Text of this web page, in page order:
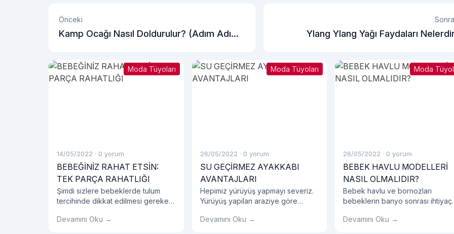
Önceki
Kamp Ocağı Nasıl Doldurulur? (Adım Adım
Ylang Ylang Yağı Faydaları
Moda Tüyoları
14/05/2022 · 0 yorum
BEBEĞİNİZ RAHAT ETSİN:
TEK PARÇA RAHATLIĞI
Şimdi sizlere bebeklerde tulum
tercihinde dikkat edilmesi gereken
seçiminin avantajlarını, tulum
Devamını Oku →
Moda Tüyoları
26/05/2022 · 0 yorum
SU GEÇİRMEZ AYAKKABI
AVANTAJLARI
Hepimiz yürüyüş yapmayı severiz.
Yürüyüş yapılan araziye göre
etmelisiniz.
Devamını Oku →
Moda
26/05/2022 · 0 yorum
BEBEK HAVLU MODELLERİ
NASIL OLMALIDIR?
Bebek havlu ve bornozları
bebeklerin banyo sonrası ihtiyaç
Devamını Oku →